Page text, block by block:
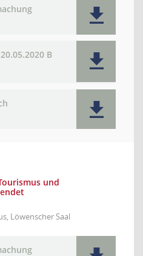
B
und
Löwenscher Saal